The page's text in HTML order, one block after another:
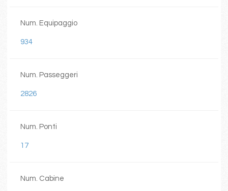
Num. Equipaggio
934
Num. Passeggeri
2826
Num. Ponti
17
Num. Cabine